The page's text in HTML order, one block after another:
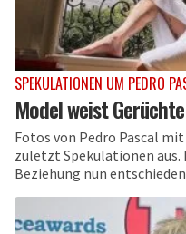
SPEKULATIONEN UM PEDRO
Model weist
Fotos von Pedro Pascal
zuletzt Spekulationen aus.
Beziehung nun